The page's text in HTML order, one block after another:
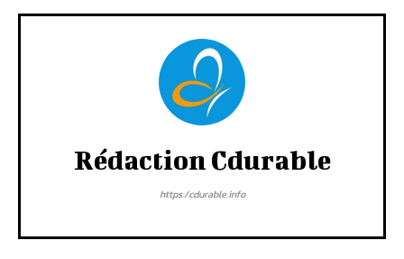
Rédaction Cdurable
https:/cdurable.info